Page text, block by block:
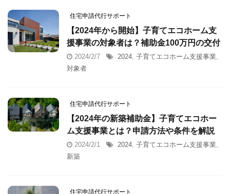
住宅申請代行サポート
【2024年から開始】子育てエコホーム支
援事業の対象者は？補助金100万円の交付
2024/2/7 2024 子育てエコホーム支援事業
対象者
住宅申請代行サポート
【2024年の新築補助金】子育てエコホー
ム支援事業とは？申請方法や条件を解説
2024/2/1 2024 子育てエコホーム支援事業
新築
住宅申請代行サポート